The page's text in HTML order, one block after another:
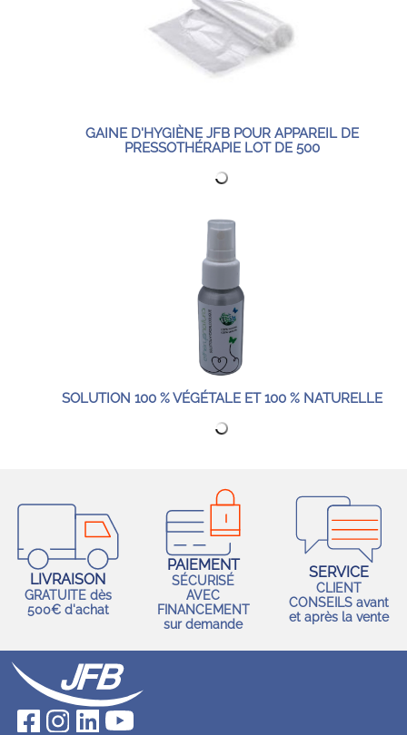
GAINE D'HYGIÈNE JFB POUR APPAREIL DE
PRESSOTHÉRAPIE LOT DE 500
SOLUTION 100 % VÉGÉTALE ET 100 % NATURELLE
LIVRAISON
GRATUITE dès
500€ d'achat
PAIEMENT
SÉCURISÉ
AVEC
FINANCEMENT
sur demande
SERVICE
CLIENT
CONSEILS avant
et après la vente